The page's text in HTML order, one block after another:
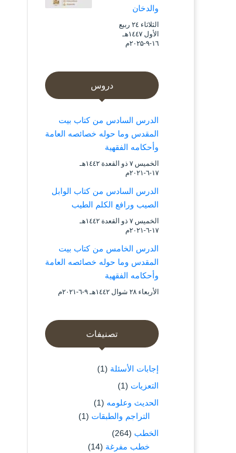
والدخان
الثلاثاء ۲٤ ربيع
الأول ۱٤٤۷هـ
۱٦-۹-۲۰۲۵م
دروس
الدرس السادس من كتاب بيت
المقدس وما حوله خصائصه العامة
وأحكامه الفقهية
الخميس ۷ ذو القعدة ۱٤٤۲هـ
۱۷-٦-۲۰۲۱م
الدرس السادس من كتاب الوابل
الصيب ورافع الكلم الطيب
الخميس ۷ ذو القعدة ۱٤٤۲هـ
۱۷-٦-۲۰۲۱م
الدرس الخامس من كتاب بيت
المقدس وما حوله خصائصه العامة
وأحكامه الفقهية
الأربعاء ۲۸ شوال ۱٤٤۲هـ ۹-٦-۲۰۲۱م
تصنيفات
إجابات الأسئلة (1)
التعزيات (1)
الحديث وعلومه (1)
التراجم والطبقات (1)
الخطب (264)
خطب مفرغة (14)